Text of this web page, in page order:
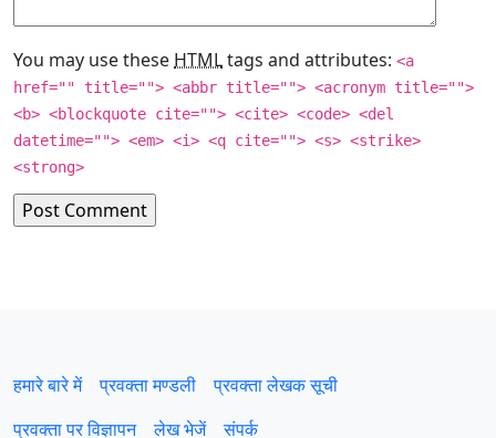
You may use these HTMLtags and attributes: <a
href="" title=""> <abbr title=""> <acronym title="">
<b> <blockquote cite=""> <cite> <code> <del
datetime=""> <em> <i> <q cite=""> <s> <strike>
<strong>
हमारे बारे में प्रवक्‍ता मण्डली
प्रवक्ता लेखक सूची
प्रवक्ता पर विज्ञापन
लेख भेजें संपर्क